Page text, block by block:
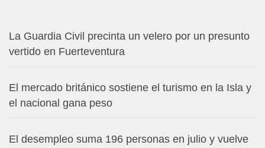
La Guardia Civil precinta un velero por un presunto
vertido en Fuerteventura
El mercado británico sostiene el turismo en la Isla y
el nacional gana peso
El desempleo suma 196 personas en julio y vuelve